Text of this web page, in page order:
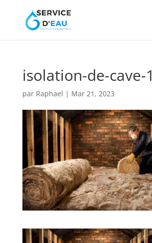
isolation-de-cave-1
par Raphael | Mar 21, 2023